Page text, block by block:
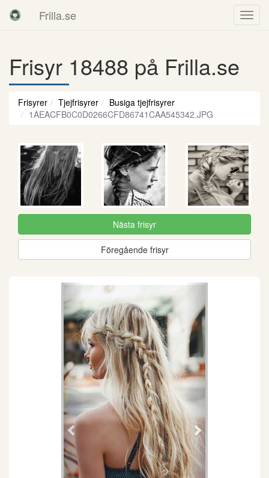
Frilla.se
Frisyr 18488 på Frilla.se
Frisyrer Tjejfrisyrer
Busiga tjejfrisyrer
1AEACFB0C0D0266CFD86741CAA545342.JPG
Nästa frisyr
Föregående frisyr
Föregående